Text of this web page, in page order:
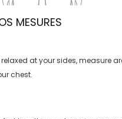
MESURES
at your sides, measure
chest.